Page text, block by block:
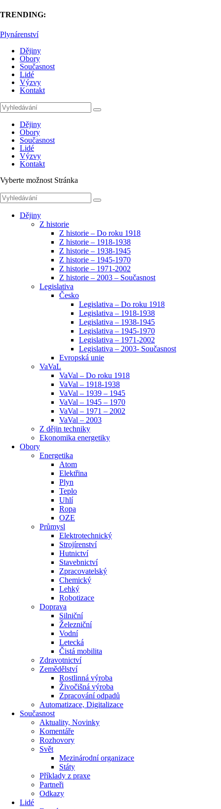
TRENDING:
Plynárenství
Dějiny
Obory
Současnost
Lidé
Výzvy
Kontakt
Dějiny
Obory
Současnost
Lidé
Výzvy
Kontakt
Vyberte možnost Stránka
Dějiny
Z historie
Z historie – Do roku 1918
Z historie – 1918-1938
Z historie – 1938-1945
Z historie – 1945-1970
Z historie – 1971-2002
Z historie – 2003 – Současnost
Legislativa
Česko
Legislativa – Do roku 1918
Legislativa – 1918-1938
Legislativa – 1938-1945
Legislativa – 1945-1970
Legislativa – 1971-2002
Legislativa – 2003- Současnost
Evropská unie
VaVaL
VaVal – Do roku 1918
VaVal – 1918-1938
VaVal – 1939 – 1945
VaVal – 1945 – 1970
VaVal – 1971 – 2002
VaVal – 2003
Z dějin techniky
Ekonomika energetiky
Obory
Energetika
Atom
Elektřina
Plyn
Teplo
Uhlí
Ropa
OZE
Průmysl
Elektrotechnický
Strojírenství
Hutnictví
Stavebnictví
Zpracovatelský
Chemický
Lehký
Robotizace
Doprava
Silniční
Železniční
Vodní
Letecká
Čistá mobilita
Zdravotnictví
Zemědělství
Rostlinná výroba
Živočišná výroba
Zpracování odpadů
Automatizace, Digitalizace
Současnost
Aktuality, Novinky
Komentáře
Rozhovory
Svět
Mezinárodní organizace
Státy
Příklady z praxe
Partneři
Odkazy
Lidé